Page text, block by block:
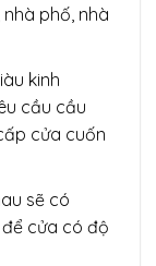
phố, nhà
kinh
cầu cầu
cửa cuốn
sẽ có
cửa có độ